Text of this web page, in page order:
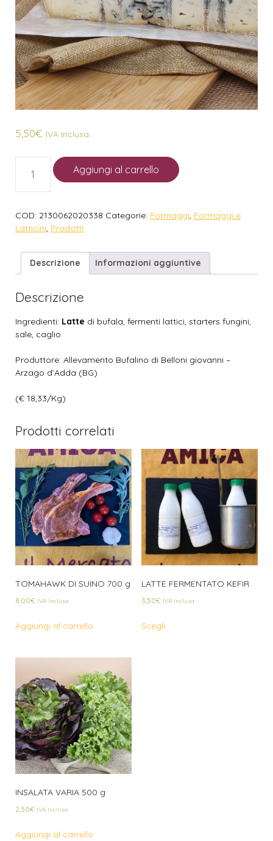
5,50€ IVA Inclusa
Aggiungi al carrello
COD: 2130062020338 Categorie: Formaggi, Formaggi e
Latticini, Prodotti
Descrizione Informazioni aggiuntive
Descrizione
Ingredienti: Latte di bufala, fermenti lattici, starters fungini,
sale, caglio
Produttore: Allevamento Bufalino di Belloni giovanni –
Arzago d’Adda (BG)
(€ 18,33/Kg)
Prodotti correlati
TOMAHAWK DI SUINO 700 g
8,00€ IVA Inclusa
Aggiungi al carrello
LATTE FERMENTATO KEFIR
3,50€ IVA Inclusa
Scegli
INSALATA VARIA 500 g
2,50€ IVA Inclusa
Aggiungi al carrello